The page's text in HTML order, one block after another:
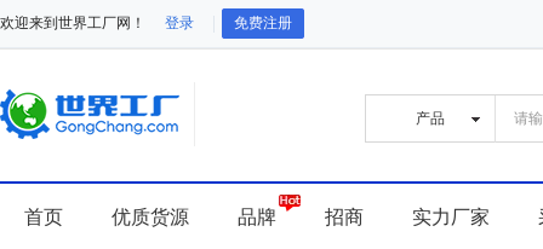
欢迎来到世界工厂网！ 登录 免费注册
首页 优质货源 品牌 招商 实力厂家